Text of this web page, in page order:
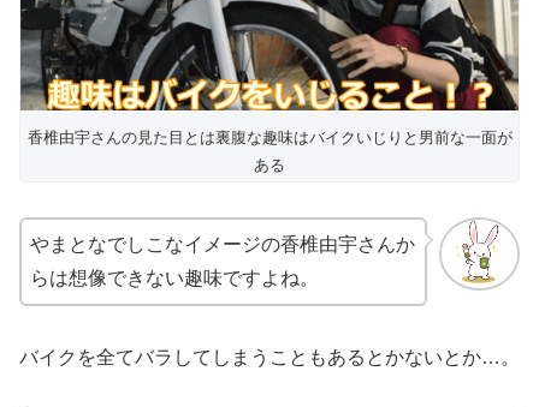
香椎由宇さんの見た目とは裏腹な趣味はバイクいじりと男前な一面が
ある
やまとなでしこなイメージの香椎由宇さんか
らは想像できない趣味ですよね。
バイクを全てバラしてしまうこともあるとかないとか…。